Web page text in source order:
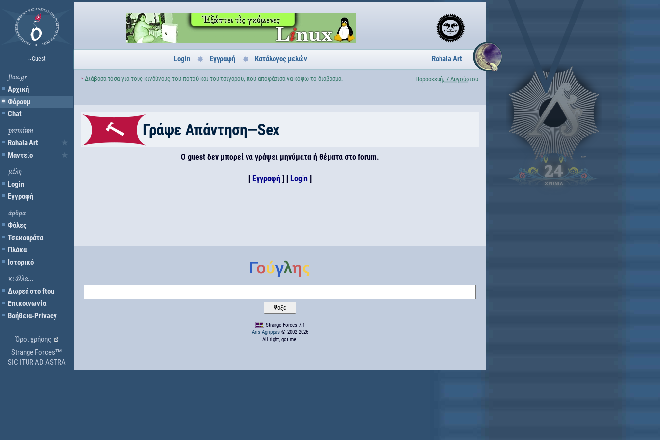
~Guest
ftou.gr
Αρχική
Φόρουμ
Chat
premium
Rohala Art
Μαντείο
μέλη
Login
Εγγραφή
άρθρα
Φόλες
Τσεκουράτα
Πλάκα
Ιστορικό
κι άλλα...
Δωρεά στο ftou
Επικοινωνία
Βοήθεια-Privacy
Όροι χρήσης
Strange Forces™
SIC ITUR AD ASTRA
Login Εγγραφή Κατάλογος μελών Rohala Art
‣ Διάβασα τόσα για τους κινδύνους του ποτού και του τσιγάρου, που αποφάσισα να κόψω το διάβασμα. Παρασκευή, 7 Αυγούστου
Γράψε Απάντηση—Sex
Ο guest δεν μπορεί να γράψει μηνύματα ή θέματα στο forum.
[ Εγγραφή] [ Login ]
Strange Forces 7.1
Aris Agrippas© 2002-2026
All right, got me.
24
ΧΡΟΝΙΑ